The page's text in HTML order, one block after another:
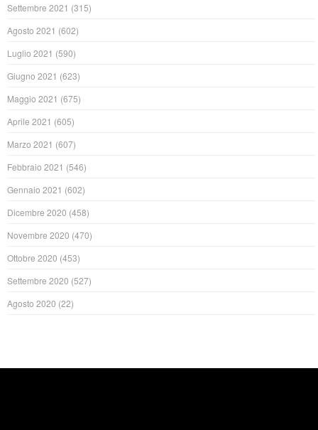
Settembre 2021 (315)
Agosto 2021 (602)
Luglio 2021 (590)
Giugno 2021 (623)
Maggio 2021 (675)
Aprile 2021 (605)
Marzo 2021 (607)
Febbraio 2021 (546)
Gennaio 2021 (602)
Dicembre 2020 (458)
Novembre 2020 (470)
Ottobre 2020 (453)
Settembre 2020 (527)
Agosto 2020 (22)